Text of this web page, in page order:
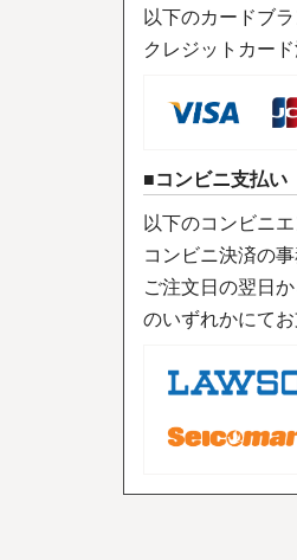
以下のカードブ
クレジットカー
コンビニ支払い
以下のコンビニ
コンビニ決済の
ご注文日の翌日
のいずれかにてお